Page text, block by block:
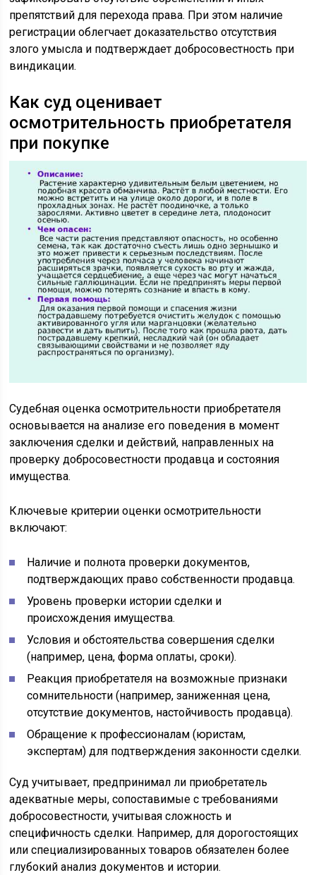
препятствий для перехода права. При этом наличие
регистрации облегчает доказательство отсутствия
злого умысла и подтверждает добросовестность при
виндикации.
Как суд оценивает
осмотрительность приобретателя
при покупке
Судебная оценка осмотрительности приобретателя
основывается на анализе его поведения в момент
заключения сделки и действий, направленных на
проверку добросовестности продавца и состояния
имущества.
Ключевые критерии оценки осмотрительности
включают:
Наличие и полнота проверки документов,
подтверждающих право собственности продавца.
Уровень проверки истории сделки и
происхождения имущества.
Условия и обстоятельства совершения сделки
(например, цена, форма оплаты, сроки).
Реакция приобретателя на возможные признаки
сомнительности (например, заниженная цена,
отсутствие документов, настойчивость продавца).
Обращение к профессионалам (юристам,
экспертам) для подтверждения законности сделки.
Суд учитывает, предпринимал ли приобретатель
адекватные меры, сопоставимые с требованиями
добросовестности, учитывая сложность и
специфичность сделки. Например, для дорогостоящих
или специализированных товаров обязателен более
глубокий анализ документов и истории.